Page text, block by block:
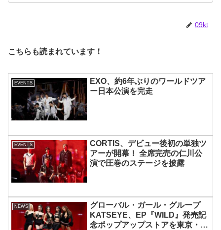
09kt
こちらも読まれています！
EVENTS
EXO、約6年ぶりのワールドツア
ー日本公演を完走
EVENTS
CORTIS、デビュー後初の単独ツ
アーが開幕！ 全席完売の仁川公
演で圧巻のステージを披露
NEWS
グローバル・ガール・グループ
KATSEYE、EP『WILD』発売記
念ポップアップストアを東京・原